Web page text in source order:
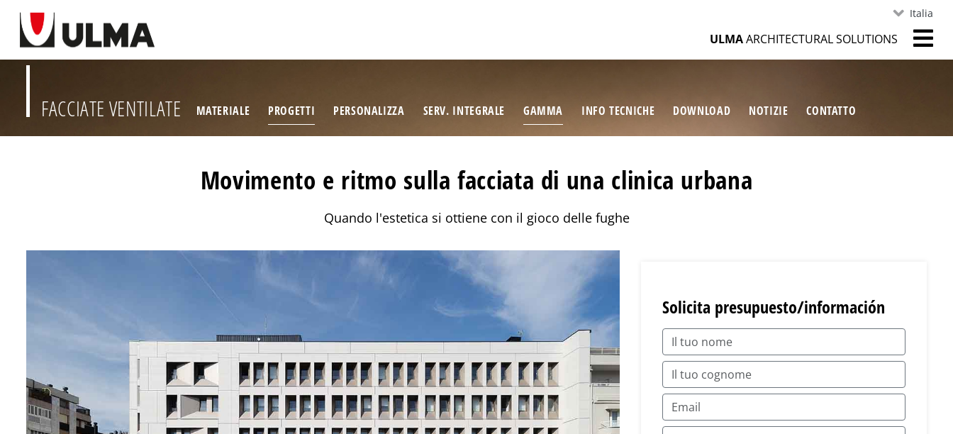
Italia
ULMAARCHITECTURAL SOLUTIONS
FACCIATE VENTILATE MATERIALE PROGETTI PERSONALIZZA SERV. INTEGRALE GAMMA INFO TECNICHE DOWNLOAD NOTIZIE CONTATTO
Movimento e ritmo sulla facciata di una clinica urbana
Quando l'estetica si ottiene con il gioco delle fughe
Solicita presupuesto/información